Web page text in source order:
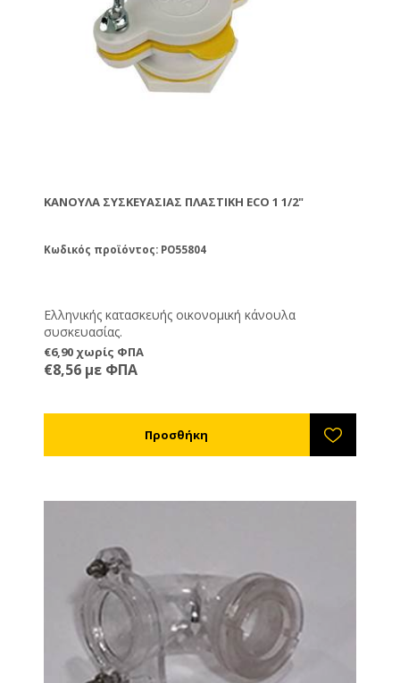
ΚΆΝΟΥΛΑ ΣΥΣΚΕΥΑΣΊΑΣ ΠΛΑΣΤΙΚΉ ECO 1 1/2"
Κωδικός προϊόντος: PO55804
Ελληνικής κατασκευής οικονομική κάνουλα
συσκευασίας.
€6,90 χωρίς ΦΠΑ
€8,56 με ΦΠΑ